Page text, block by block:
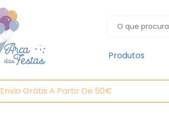
Produtos
Envio Grátis A Partir De 50€